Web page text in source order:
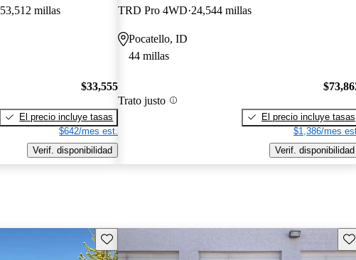
53,512 millas
$33,555
El precio incluye tasas
$642/mes est.
Verif. disponibilidad
TRD Pro 4WD 24,544 millas
Pocatello, ID
44 millas
Trato justo
El precio incluye tasas
$1,386/mes
Verif. disponibilidad
Guarda este Aviso